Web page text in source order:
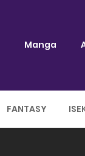
Manga
FANTASY